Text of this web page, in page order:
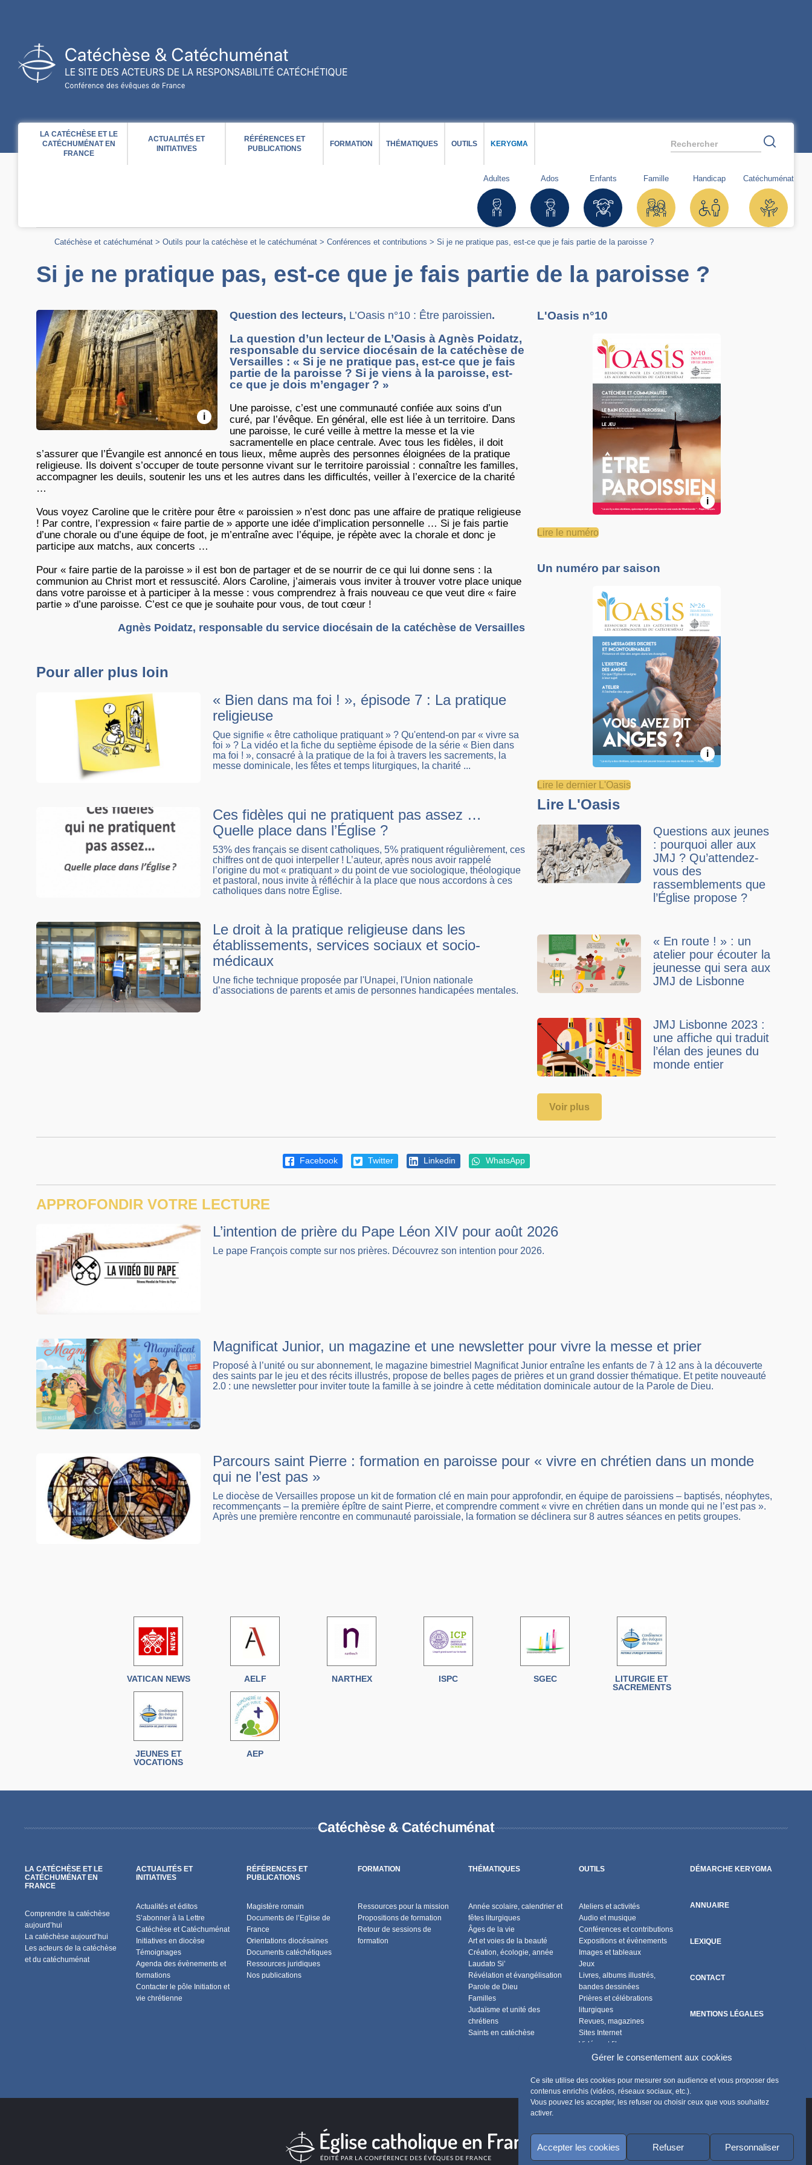
Gérer le consentement aux cookies
Ce site utilise des cookies pour mesurer son audience et vous proposer des
contenus enrichis (vidéos, réseaux sociaux, etc.).
Vous pouvez les accepter, les refuser ou choisir ceux que vous souhaitez
activer.
Accepter les cookies Refuser Personnaliser
Rechercher
LA CATÉCHÈSE ET LE
CATÉCHUMÉNAT EN
FRANCE
ACTUALITÉS ET
INITIATIVES
RÉFÉRENCES ET
PUBLICATIONS
FORMATION THÉMATIQUES OUTILS KERYGMA
Adultes Ados Enfants Famille Handicap Catéchuménat
Catéchèse et catéchuménat > Outils pour la catéchèse et le catéchuménat > Conférences et contributions > Si je ne pratique pas, est-ce que je fais partie de la paroisse ?
Si je ne pratique pas, est-ce que je fais partie de la paroisse ?
i
Question des lecteurs, L’Oasis n°10 : Être paroissien.
La question d’un lecteur de L’Oasis à Agnès Poidatz,
responsable du service diocésain de la catéchèse de
Versailles : « Si je ne pratique pas, est-ce que je fais
partie de la paroisse ? Si je viens à la paroisse, est-
ce que je dois m’engager ? »
Une paroisse, c’est une communauté confiée aux soins d’un
curé, par l’évêque. En général, elle est liée à un territoire. Dans
une paroisse, le curé veille à mettre la messe et la vie
sacramentelle en place centrale. Avec tous les fidèles, il doit
s’assurer que l’Évangile est annoncé en tous lieux, même auprès des personnes éloignées de la pratique
religieuse. Ils doivent s’occuper de toute personne vivant sur le territoire paroissial : connaître les familles,
accompagner les deuils, soutenir les uns et les autres dans les difficultés, veiller à l’exercice de la charité
…
Vous voyez Caroline que le critère pour être « paroissien » n’est donc pas une affaire de pratique religieuse
! Par contre, l’expression « faire partie de » apporte une idée d’implication personnelle … Si je fais partie
d’une chorale ou d’une équipe de foot, je m’entraîne avec l’équipe, je répète avec la chorale et donc je
participe aux matchs, aux concerts …
Pour « faire partie de la paroisse » il est bon de partager et de se nourrir de ce qui lui donne sens : la
communion au Christ mort et ressuscité. Alors Caroline, j’aimerais vous inviter à trouver votre place unique
dans votre paroisse et à participer à la messe : vous comprendrez à frais nouveau ce que veut dire « faire
partie » d’une paroisse. C’est ce que je souhaite pour vous, de tout cœur !
Agnès Poidatz, responsable du service diocésain de la catéchèse de Versailles
Pour aller plus loin
« Bien dans ma foi ! », épisode 7 : La pratique
religieuse
Que signifie « être catholique pratiquant » ? Qu'entend-on par « vivre sa
foi » ? La vidéo et la fiche du septième épisode de la série « Bien dans
ma foi ! », consacré à la pratique de la foi à travers les sacrements, la
messe dominicale, les fêtes et temps liturgiques, la charité ...
Ces fidèles qui ne pratiquent pas assez …
Quelle place dans l’Église ?
53% des français se disent catholiques, 5% pratiquent régulièrement, ces
chiffres ont de quoi interpeller ! L’auteur, après nous avoir rappelé
l’origine du mot « pratiquant » du point de vue sociologique, théologique
et pastoral, nous invite à réfléchir à la place que nous accordons à ces
catholiques dans notre Église.
Le droit à la pratique religieuse dans les
établissements, services sociaux et socio-
médicaux
Une fiche technique proposée par l'Unapei, l'Union nationale
d’associations de parents et amis de personnes handicapées mentales.
L'Oasis n°10
i
Lire le numéro
Un numéro par saison
i
Lire le dernier L'Oasis
Lire L'Oasis
Questions aux jeunes
: pourquoi aller aux
JMJ ? Qu’attendez-
vous des
rassemblements que
l’Église propose ?
« En route ! » : un
atelier pour écouter la
jeunesse qui sera aux
JMJ de Lisbonne
JMJ Lisbonne 2023 :
une affiche qui traduit
l’élan des jeunes du
monde entier
Voir plus
Facebook Twitter Linkedin WhatsApp
APPROFONDIR VOTRE LECTURE
L’intention de prière du Pape Léon XIV pour août 2026
Le pape François compte sur nos prières. Découvrez son intention pour 2026.
Magnificat Junior, un magazine et une newsletter pour vivre la messe et prier
Proposé à l’unité ou sur abonnement, le magazine bimestriel Magnificat Junior entraîne les enfants de 7 à 12 ans à la découverte
des saints par le jeu et des récits illustrés, propose de belles pages de prières et un grand dossier thématique. Et petite nouveauté
2.0 : une newsletter pour inviter toute la famille à se joindre à cette méditation dominicale autour de la Parole de Dieu.
Parcours saint Pierre : formation en paroisse pour « vivre en chrétien dans un monde
qui ne l’est pas »
Le diocèse de Versailles propose un kit de formation clé en main pour approfondir, en équipe de paroissiens – baptisés, néophytes,
recommençants – la première épître de saint Pierre, et comprendre comment « vivre en chrétien dans un monde qui ne l’est pas ».
Après une première rencontre en communauté paroissiale, la formation se déclinera sur 8 autres séances en petits groupes.
VATICAN NEWS AELF NARTHEX ISPC SGEC
LITURGIE ET
SACREMENTS
JEUNES ET
VOCATIONS
AEP
Catéchèse & Catéchuménat
LA CATÉCHÈSE ET LE
CATÉCHUMÉNAT EN
FRANCE
Comprendre la catéchèse
aujourd’hui
La catéchèse aujourd’hui
Les acteurs de la catéchèse
et du catéchuménat
ACTUALITÉS ET
INITIATIVES
Actualités et éditos
S’abonner à la Lettre
Catéchèse et Catéchuménat
Initiatives en diocèse
Témoignages
Agenda des évènements et
formations
Contacter le pôle Initiation et
vie chrétienne
RÉFÉRENCES ET
PUBLICATIONS
Magistère romain
Documents de l’Eglise de
France
Orientations diocésaines
Documents catéchétiques
Ressources juridiques
Nos publications
FORMATION
Ressources pour la mission
Propositions de formation
Retour de sessions de
formation
THÉMATIQUES
Année scolaire, calendrier et
fêtes liturgiques
Âges de la vie
Art et voies de la beauté
Création, écologie, année
Laudato Si’
Révélation et évangélisation
Parole de Dieu
Familles
Judaïsme et unité des
chrétiens
Saints en catéchèse
OUTILS
Ateliers et activités
Audio et musique
Conférences et contributions
Expositions et évènements
Images et tableaux
Jeux
Livres, albums illustrés,
bandes dessinées
Prières et célébrations
liturgiques
Revues, magazines
Sites Internet
Vidéos et films
Flux RSS
DÉMARCHE KERYGMA
ANNUAIRE
LEXIQUE
CONTACT
MENTIONS LÉGALES